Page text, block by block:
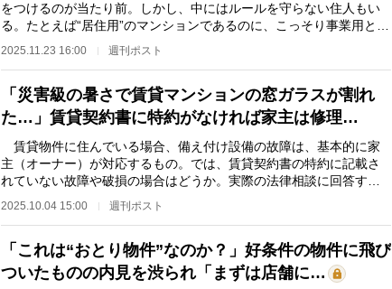
をつけるのが当たり前。しかし、中にはルールを守らない住人もい
る。たとえば“居住用”のマンションであるのに、こっそり事業用とし
て使用されるケー…
2025.11.23 16:00 週刊ポスト
「災害級の暑さで賃貸マンションの窓ガラスが割れ
た…」賃貸契約書に特約がなければ家主は修理…
賃貸物件に住んでいる場合、備え付け設備の故障は、基本的に家
主（オーナー）が対応するもの。では、賃貸契約書の特約に記載さ
れていない故障や破損の場合はどうか。実際の法律相談に回答する
形で弁護士の竹下正…
2025.10.04 15:00 週刊ポスト
「これは“おとり物件”なのか？」好条件の物件に飛び
ついたものの内見を渋られ「まずは店舗に…